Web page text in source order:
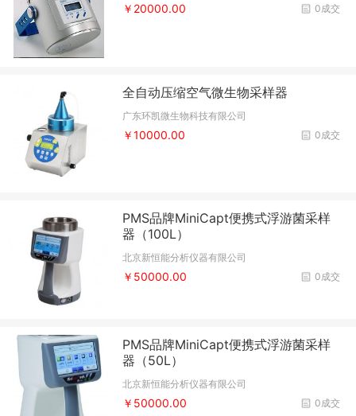
0成交
￥20000.00
全自动压缩空气微生物采样器
广东环凯微生物科技有限公司
0成交
￥10000.00
PMS品牌MiniCapt便携式浮游菌采样
器（100L）
北京新恒能分析仪器有限公司
0成交
￥50000.00
PMS品牌MiniCapt便携式浮游菌采样
器（50L）
北京新恒能分析仪器有限公司
0成交
￥50000.00